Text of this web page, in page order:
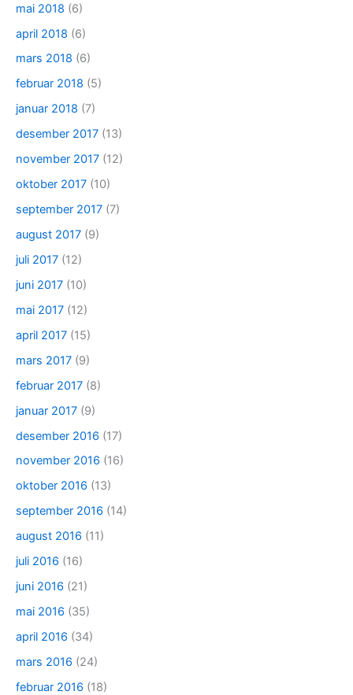
mai 2018 (6)
april 2018 (6)
mars 2018 (6)
februar 2018 (5)
januar 2018 (7)
desember 2017 (13)
november 2017 (12)
oktober 2017 (10)
september 2017 (7)
august 2017 (9)
juli 2017 (12)
juni 2017 (10)
mai 2017 (12)
april 2017 (15)
mars 2017 (9)
februar 2017 (8)
januar 2017 (9)
desember 2016 (17)
november 2016 (16)
oktober 2016 (13)
september 2016 (14)
august 2016 (11)
juli 2016 (16)
juni 2016 (21)
mai 2016 (35)
april 2016 (34)
mars 2016 (24)
februar 2016 (18)